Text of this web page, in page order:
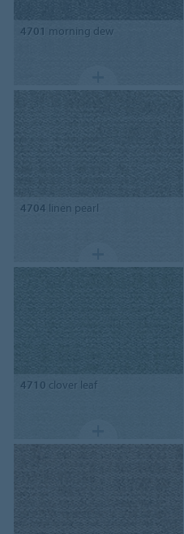
4701 morning dew
4704 linen pearl
4710 clover leaf